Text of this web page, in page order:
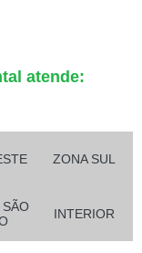
atende:
ZONA SUL
INTERIOR